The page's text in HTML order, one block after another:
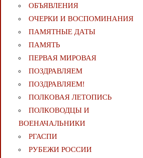
ОБЪЯВЛЕНИЯ
ОЧЕРКИ И ВОСПОМИНАНИЯ
ПАМЯТНЫЕ ДАТЫ
ПАМЯТЬ
ПЕРВАЯ МИРОВАЯ
ПОЗДРАВЛЯЕМ
ПОЗДРАВЛЯЕМ!
ПОЛКОВАЯ ЛЕТОПИСЬ
ПОЛКОВОДЦЫ И
ВОЕНАЧАЛЬНИКИ
РГАСПИ
РУБЕЖИ РОССИИ